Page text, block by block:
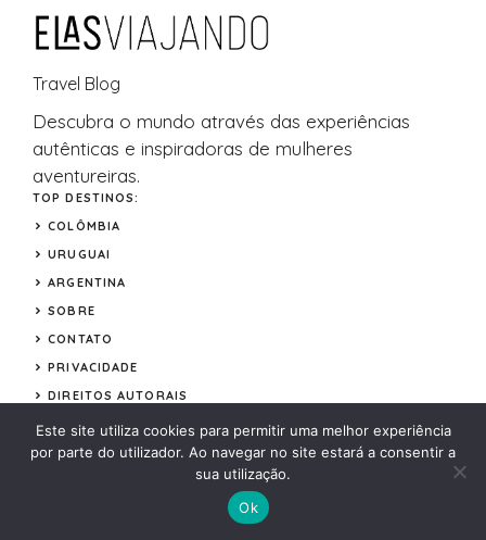
Travel Blog
Descubra o mundo através das experiências
autênticas e inspiradoras de mulheres
aventureiras.
TOP DESTINOS:
COLÔMBIA
URUGUAI
ARGENTINA
SOBRE
CONTATO
PRIVACIDADE
DIREITOS AUTORAIS
© 2026 Elas Viajando
Este site utiliza cookies para permitir uma melhor experiência
por parte do utilizador. Ao navegar no site estará a consentir a
sua utilização.
Ok